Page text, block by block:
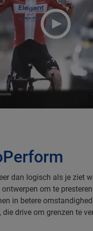
dan logisch als je ziet
om te
in betere
drive om grenzen te